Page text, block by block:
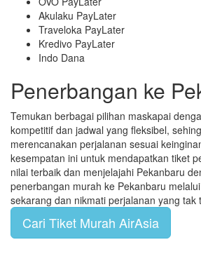
Akulaku PayLater
Traveloka PayLater
Kredivo PayLater
Indo Dana
Penerbangan ke
Temukan berbagai pilihan maskapai
kompetitif dan jadwal yang fleksibel,
merencanakan perjalanan sesuai
kesempatan ini untuk mendapatkan tiket
nilai terbaik dan menjelajahi Pekanbaru
penerbangan murah ke Pekanbaru
sekarang dan nikmati perjalanan yang tak
Cari Tiket Murah AirAsia